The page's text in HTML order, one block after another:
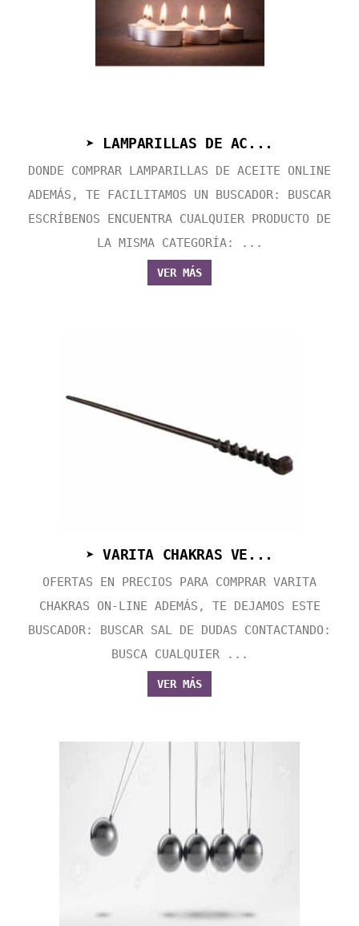
➤ LAMPARILLAS DE AC...
DONDE COMPRAR LAMPARILLAS DE ACEITE ONLINE
ADEMÁS, TE FACILITAMOS UN BUSCADOR: BUSCAR
ESCRÍBENOS ENCUENTRA CUALQUIER PRODUCTO DE
LA MISMA CATEGORÍA: ...
VER MÁS
➤ VARITA CHAKRAS VE...
OFERTAS EN PRECIOS PARA COMPRAR VARITA
CHAKRAS ON-LINE ADEMÁS, TE DEJAMOS ESTE
BUSCADOR: BUSCAR SAL DE DUDAS CONTACTANDO:
BUSCA CUALQUIER ...
VER MÁS